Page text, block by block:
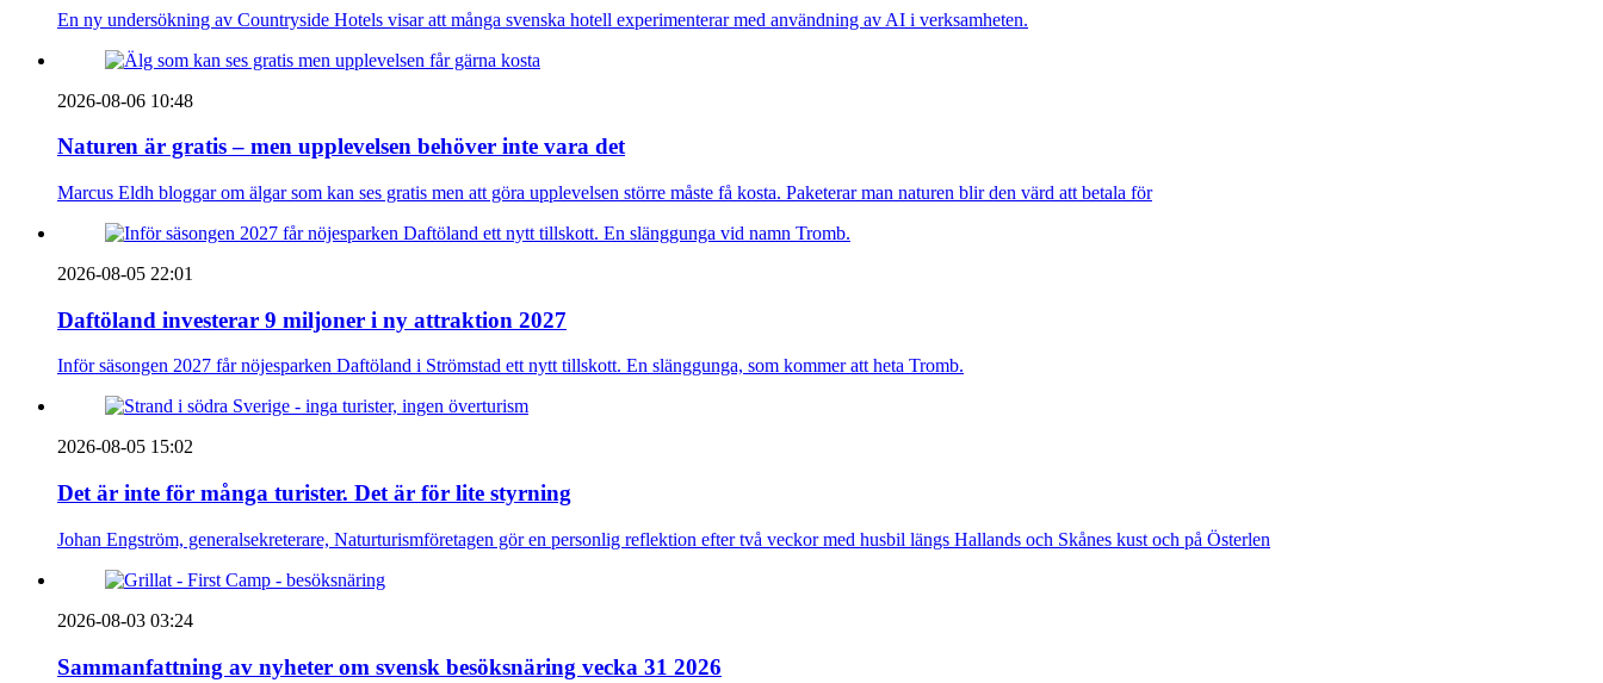
En ny undersökning av Countryside Hotels visar att många svenska hotell experimenterar med användning av AI i verksamheten.
2026-08-06 10:48
Naturen är gratis – men upplevelsen behöver inte vara det
Marcus Eldh bloggar om älgar som kan ses gratis men att göra upplevelsen större måste få kosta. Paketerar man naturen blir den värd att betala för
2026-08-05 22:01
Daftöland investerar 9 miljoner i ny attraktion 2027
Inför säsongen 2027 får nöjesparken Daftöland i Strömstad ett nytt tillskott. En slänggunga, som kommer att heta Tromb.
2026-08-05 15:02
Det är inte för många turister. Det är för lite styrning
Johan Engström, generalsekreterare, Naturturismföretagen gör en personlig reflektion efter två veckor med husbil längs Hallands och Skånes kust och på Österlen
2026-08-03 03:24
Sammanfattning av nyheter om svensk besöksnäring vecka 31 2026